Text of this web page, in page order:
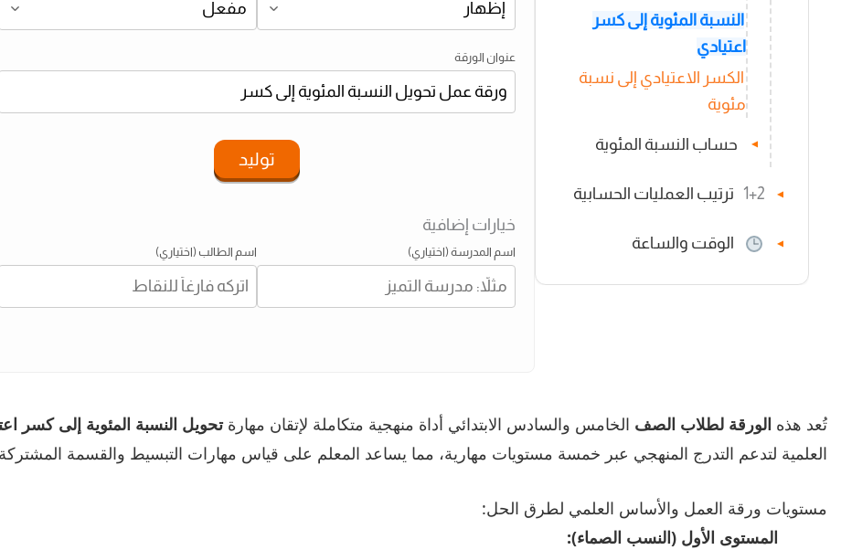
النسبة المئوية إلى كسر
اعتيادي
الكسر الاعتيادي إلى نسبة
مئوية
▼ حساب النسبة المئوية
▼
1+2 ترتيب العمليات الحسابية
▼ الوقت والساعة
عنوان الورقة
توليد
خيارات إضافية
اسم المدرسة (اختياري) اسم الطالب (اختياري)
تُعد هذه الورقة لطلاب الصف الخامس والسادس الابتدائي أداة منهجية متكاملة لإتقان مهارةتحويل النسبة المئوية إلى كسر
العلمية لتدعم التدرج المنهجي عبر خمسة مستويات مهارية، مما يساعد المعلم على قياس مهارات التبسيط والقسمة
مستويات ورقة العمل والأساس العلمي لطرق الحل:
المستوى الأول (النسب الصماء):